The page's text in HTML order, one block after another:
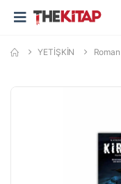
YETİŞKİN Roman